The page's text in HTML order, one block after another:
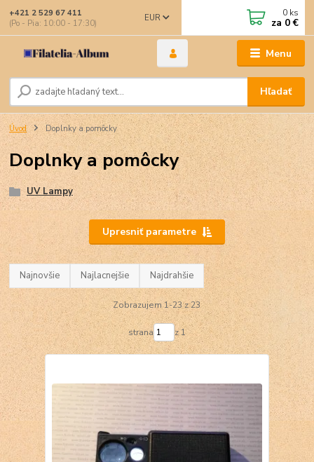
Menu
EUR
Hľadať
+421 2 529 67 411
(Po - Pia: 10:00 - 17:30)
0 ks
za 0 €
Úvod Doplnky a pomôcky
Doplnky a pomôcky
UV Lampy
Upresniť parametre
Najnovšie Najlacnejšie Najdrahšie
Zobrazujem 1-23 z 23
strana z 1